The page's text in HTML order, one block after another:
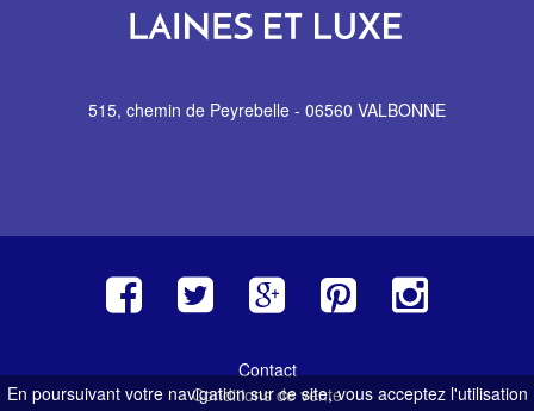
515, chemin de Peyrebelle - 06560 VALBONNE
Contact
Conditions de vente
En poursuivant votre navigation sur ce site, vous acceptez l'utilisation